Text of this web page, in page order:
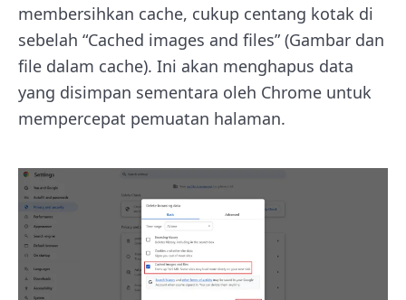
membersihkan cache, cukup centang kotak di
sebelah “Cached images and files” (Gambar dan
file dalam cache). Ini akan menghapus data
yang disimpan sementara oleh Chrome untuk
mempercepat pemuatan halaman.